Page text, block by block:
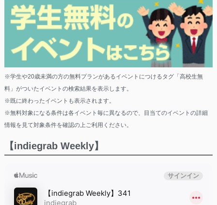
※学生や20歳未満の方の無料プランがあるイベントにつけるタグ「高校生無
料」がついたイベントの検索結果を表示します。
※既に終わったイベントも表示されます。
※無料対象になる条件は各イベント毎に異なるので、目当てのイベントの詳細
情報を見て対象条件を確認の上ご利用ください。
【indiegrab Weekly】